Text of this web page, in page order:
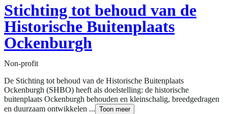
Stichting tot behoud van de
Historische Buitenplaats
Ockenburgh
Non-profit
De Stichting tot behoud van de Historische Buitenplaats
Ockenburgh (SHBO) heeft als doelstelling: de historische
buitenplaats Ockenburgh behouden en kleinschalig, breedgedragen
en duurzaam ontwikkelen ... Toon meer